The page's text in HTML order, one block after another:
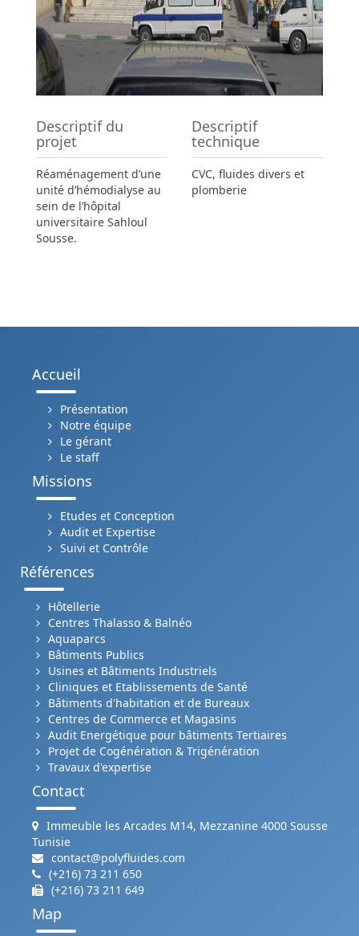
Descriptif du
projet
Réaménagement d’une
unité d’hémodialyse au
sein de l’hôpital
universitaire Sahloul
Sousse.
Descriptif
technique
CVC, fluides divers et
plomberie
Accueil
Présentation
Notre équipe
Le gérant
Le staff
Missions
Etudes et Conception
Audit et Expertise
Suivi et Contrôle
Références
Hôtellerie
Centres Thalasso & Balnéo
Aquaparcs
Bâtiments Publics
Usines et Bâtiments Industriels
Cliniques et Etablissements de Santé
Bâtiments d'habitation et de Bureaux
Centres de Commerce et Magasins
Audit Energétique pour bâtiments Tertiaires
Projet de Cogénération & Trigénération
Travaux d'expertise
Contact
Immeuble les Arcades M14, Mezzanine 4000 Sousse
Tunisie
contact@polyfluides.com
(+216) 73 211 650
(+216) 73 211 649
Map